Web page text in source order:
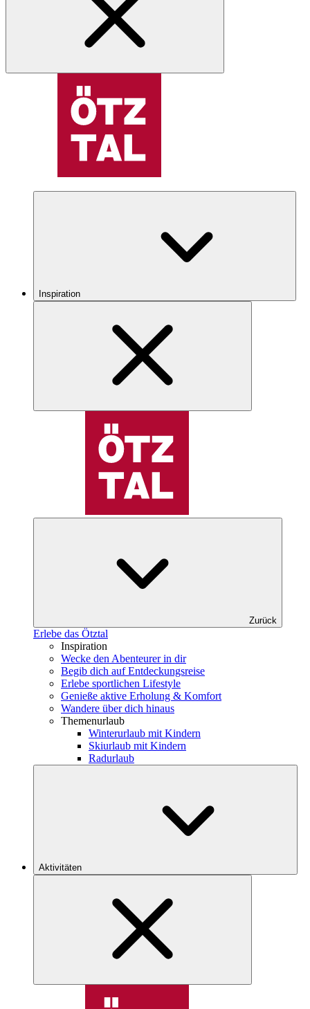
Inspiration
Zurück
Erlebe das Ötztal
Inspiration
Wecke den Abenteurer in dir
Begib dich auf Entdeckungsreise
Erlebe sportlichen Lifestyle
Genieße aktive Erholung & Komfort
Wandere über dich hinaus
Themenurlaub
Winterurlaub mit Kindern
Skiurlaub mit Kindern
Radurlaub
Aktivitäten